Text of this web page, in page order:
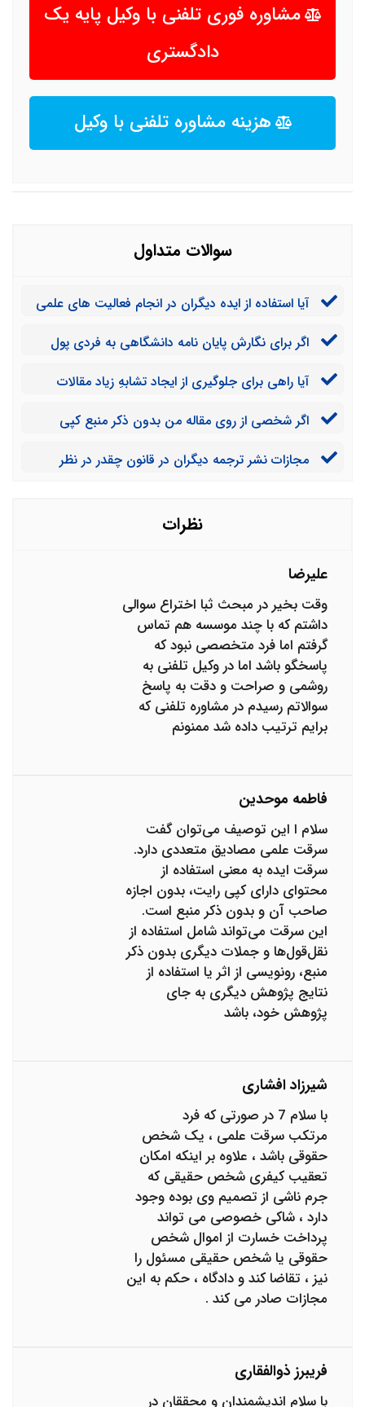
مشاوره فوری تلفنی با وکیل پایه یک
دادگستری
هزینه مشاوره تلفنی با وکیل
سوالات متداول
آیا استفاده از ایده دیگران در انجام فعالیت های علمی
اگر برای نگارش پایان نامه دانشگاهی به فردی پول
آیا راهی برای جلوگیری از ایجاد تشابهِ زیاد مقالات
اگر شخصی از روی مقاله من بدون ذکر منبع کپی
انجام دهم؟مجازات نشر ترجمه دیگران در قانون چقدر در نظر
نظرات
علیرضا
وقت بخیر در مبحث ثبا اختراع سوالی
داشتم که با چند موسسه هم تماس
گرفتم اما فرد متخصصی نبود که
پاسخگو باشد اما در وکیل تلفنی به
روشمی و صراحت و دقت به پاسخ
سوالاتم رسیدم در مشاوره تلفنی که
برایم ترتیب داده شد ممنونم
فاطمه موحدین
سلام ا این توصیف می‌توان گفت
سرقت علمی مصادیق متعددی دارد.
سرقت ایده به معنی استفاده از
محتوای دارای کپی رایت، بدون اجازه
صاحب آن و بدون ذکر منبع است.
این سرقت می‌تواند شامل استفاده از
نقل‌قول‌ها و جملات دیگری بدون ذکر
منبع، رونویسی از اثر یا استفاده از
نتایج پژوهش دیگری به جای
پژوهش خود، باشد
شیرزاد افشاری
با سلام 7 در صورتی که فرد
مرتکب سرقت علمی ، یک شخص
حقوقی باشد ، علاوه بر اینکه امکان
تعقیب کیفری شخص حقیقی که
جرم ناشی از تصمیم وی بوده وجود
دارد ، شاکی خصوصی می تواند
پرداخت خسارت از اموال شخص
حقوقی یا شخص حقیقی مسئول را
نیز ، تقاضا کند و دادگاه ، حکم به این
مجازات صادر می کند .
فریبرز ذوالفقاری
با سلام اندیشمندان و محققان در